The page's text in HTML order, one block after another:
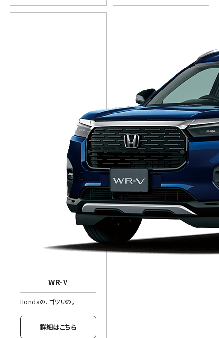
WR-V
Hondaの、ゴツいの。
詳細はこちら